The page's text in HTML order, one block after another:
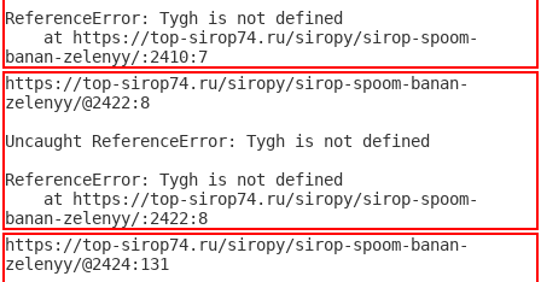
ReferenceError: Tygh is not defined
banan-zelenyy/:2410:7
https://top-sirop74.ru/siropy/sirop-spoom-banan-
zelenyy/@2422:8
Uncaught ReferenceError: Tygh is not defined
ReferenceError: Tygh is not defined
banan-zelenyy/:2422:8
https://top-sirop74.ru/siropy/sirop-spoom-banan-
zelenyy/@2424:131